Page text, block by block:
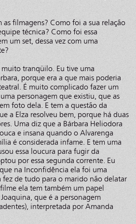
filmagens? Como foi a sua relação
técnica? Como foi essa
um set, dessa vez com uma
tranqüilo. Eu tive uma
porque era a que mais poderia
É muito complicado fazer um
personagem que existiu, que as
foto dela. E tem a questão da
a Elza resolveu bem, porque há duas
Uma diz que a Bárbara Heliodora
e insana quando o Alvarenga
é considerada infame. E tem uma
essa loucura para fugir da
por essa segunda corrente. Eu
na Inconfidência ela foi uma
de tudo para o marido não delatar
ela tem também um papel
que é a personagem
interpretada por Amanda